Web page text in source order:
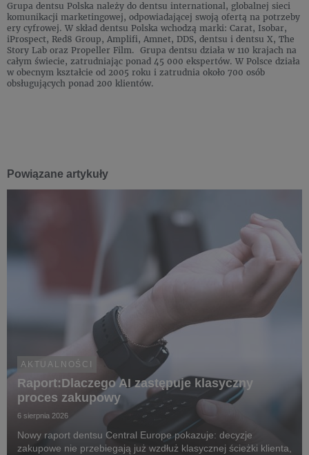
Grupa dentsu Polska należy do dentsu international, globalnej sieci
komunikacji marketingowej, odpowiadającej swoją ofertą na potrzeby
ery cyfrowej. W skład dentsu Polska wchodzą marki: Carat, Isobar,
iProspect, Red8 Group, Amplifi, Amnet, DDS, dentsu i dentsu X, The
Story Lab oraz Propeller Film. Grupa dentsu działa w 110 krajach na
całym świecie, zatrudniając ponad 45 000 ekspertów. W Polsce działa
w obecnym kształcie od 2005 roku i zatrudnia około 700 osób
obsługujących ponad 200 klientów.
Powiązane artykuły
AKTUALNOŚCI
Raport:Dlaczego AI zastępuje klasyczny
proces zakupowy
6 sierpnia 2026
Nowy raport dentsu Central Europe pokazuje: decyzje
zakupowe nie przebiegają już wzdłuż klasycznej ścieżki klienta,